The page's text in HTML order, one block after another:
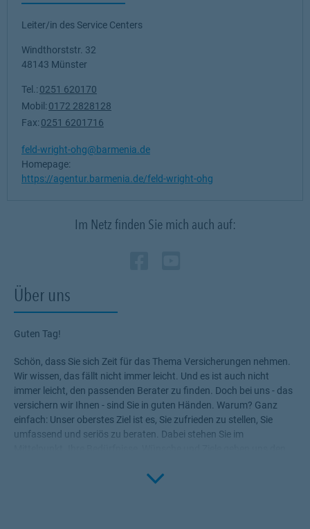
Über uns
Guten Tag!
Schön, dass Sie sich Zeit für das Thema Versicherungen nehmen.
Wir wissen, das fällt nicht immer leicht. Und es ist auch nicht
immer leicht, den passenden Berater zu finden. Doch bei uns - das
versichern wir Ihnen - sind Sie in guten Händen. Warum? Ganz
einfach: Unser oberstes Ziel ist es, Sie zufrieden zu stellen, Sie
umfassend und seriös zu beraten. Dabei stehen Sie im
Versicherungen, die Ihnen die nötige Sicherheit geben, Ihr Leben
Click to
Leiter/in des Service Centers
Windthorststr. 32
48143 Münster
Tel.: 0251 620170
Mobil: 0172 2828128
Fax: 0251 6201716
feld-wright-ohg@barmenia.de
Homepage:
https://agentur.barmenia.de/feld-wright-ohg
Im Netz finden Sie mich auch auf: